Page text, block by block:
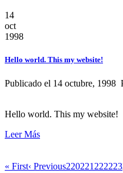
14
oct
1998
Hello world. This my website!
Publicado el 14 octubre, 1998
Hello world. This my website!
Leer Más
« First‹ Previous220221 222223